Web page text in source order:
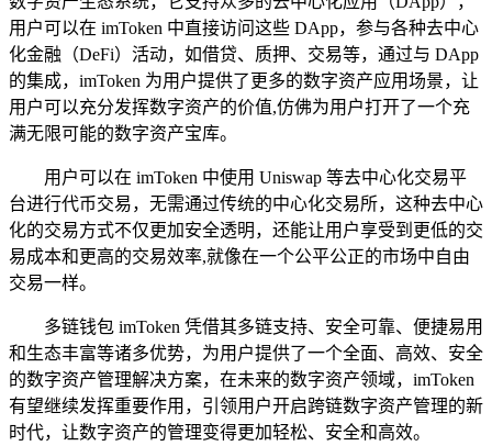
用户可以在 imToken 中直接访问这些 DApp，参与各种去中心
化金融（DeFi）活动，如借贷、质押、交易等，通过与 DApp
的集成，imToken 为用户提供了更多的数字资产应用场景，让
用户可以充分发挥数字资产的价值,仿佛为用户打开了一个充
满无限可能的数字资产宝库。
用户可以在 imToken 中使用 Uniswap 等去中心化交易平
台进行代币交易，无需通过传统的中心化交易所，这种去中心
化的交易方式不仅更加安全透明，还能让用户享受到更低的交
易成本和更高的交易效率,就像在一个公平公正的市场中自由
交易一样。
多链钱包 imToken 凭借其多链支持、安全可靠、便捷易用
和生态丰富等诸多优势，为用户提供了一个全面、高效、安全
的数字资产管理解决方案，在未来的数字资产领域，imToken
有望继续发挥重要作用，引领用户开启跨链数字资产管理的新
时代，让数字资产的管理变得更加轻松、安全和高效。